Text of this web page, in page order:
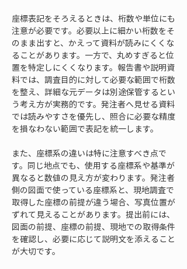
座標表記をそろえるときは、桁数や単位にも
注意が必要です。必要以上に細かい桁数をそ
のまま出すと、かえって資料が読みにくくな
ることがあります。一方で、丸めすぎると位
置を特定しにくくなります。報告書や説明資
料では、調査目的に対して必要な範囲で桁数
を整え、詳細な元データは別途保管するとい
う考え方が実務的です。発注者へ見せる資料
では読みやすさを優先し、照合に必要な精度
を損なわない範囲で表記を統一します。
また、座標系の違いは特に注意すべき点で
す。同じ地点でも、使用する座標系や基準が
異なると数値の見え方が変わります。発注者
側の図面で使っている座標系と、現地調査で
取得した座標の前提が違う場合、写真位置が
ずれて見えることがあります。提出前には、
図面の前提、座標の前提、現地での取得条件
を確認し、必要に応じて説明文を添えること
が大切です。